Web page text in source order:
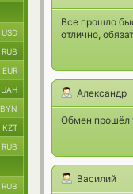
Все прошло
отлично,
Александр
Обмен прошёл
Василий
USD
RUB
EUR
UAH
BYN
KZT
RUB
RUB